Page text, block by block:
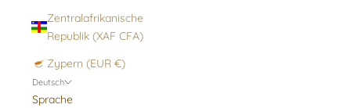
Zentralafrikanische
Republik (XAF CFA)
Zypern (EUR €)
Deutsch
Sprache